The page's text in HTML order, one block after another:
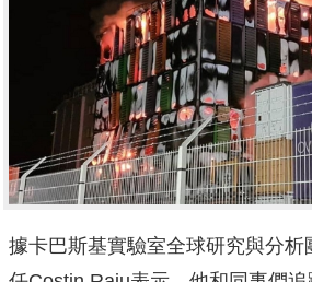
據卡巴斯基實驗室全球研究與分析